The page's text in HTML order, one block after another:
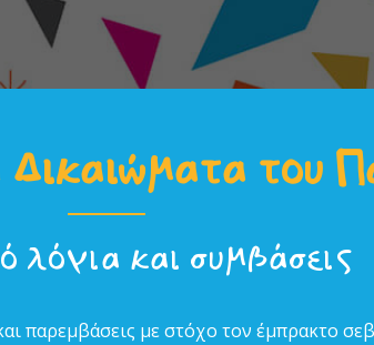
του
και συµβάσεις
παρεµβάσεις µε στόχο τον έµπρακτο